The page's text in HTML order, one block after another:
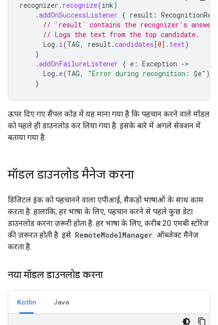
recognizer . recognize(ink)
.addOnSuccessListener { result :
// `result` contains the recognizer's
// Logs the text from the top candidate.
Log . i(TAG, result.candidates[0] . text)
}
.addOnFailureListener { e : Exception ->
Log . e(TAG, "Error during recognition: $e" )
}
ऊपर दिए गए सैंपल कोड में यह माना गया है कि पहचान करने वाले मॉडल
को पहले ही डाउनलोड कर लिया गया है. इसके बारे में अगले सेक्शन में
बताया गया है.
मॉडल डाउनलोड मैनेज करना
डिजिटल इंक को पहचानने वाला एपीआई, सैकड़ों भाषाओं के साथ काम
करता है. हालांकि, हर भाषा के लिए, पहचान करने से पहले कुछ डेटा
डाउनलोड करना ज़रूरी होता है. हर भाषा के लिए, करीब 20 एमबी स्टोरेज
की ज़रूरत होती है. इसे RemoteModelManager ऑब्जेक्ट मैनेज
करता है.
नया मॉडल डाउनलोड करना
Kotlin Java